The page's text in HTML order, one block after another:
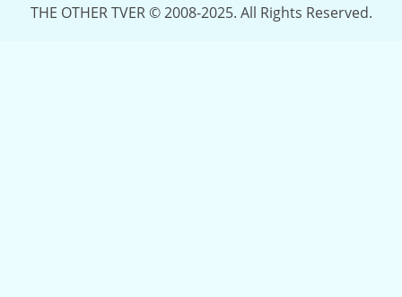
THE OTHER TVER © 2008-2025. All Rights Reserved.